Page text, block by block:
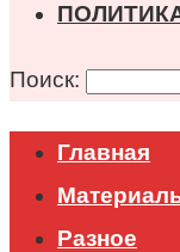
Поиск:
Главная
Разное